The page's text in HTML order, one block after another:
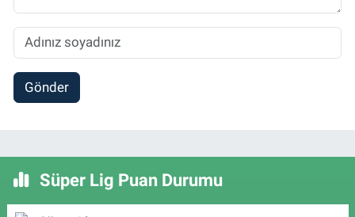
Gönder
Süper Lig Puan Durumu